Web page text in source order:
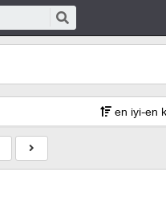
en iyi-en